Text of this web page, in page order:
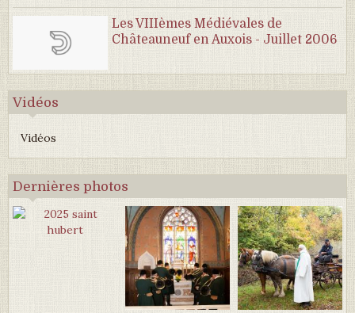
Les VIIIèmes Médiévales de
Châteauneuf en Auxois - Juillet 2006
Vidéos
Vidéos
Dernières photos